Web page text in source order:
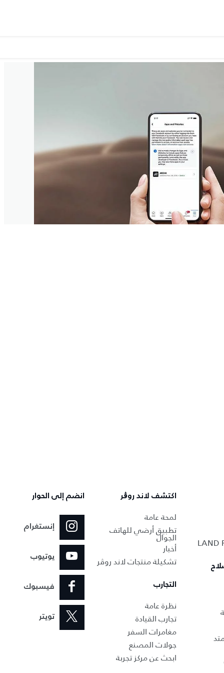
اكتشف لاند روڨر
لمحة عامة
تطبيق أرضي للهاتف
الجوال
أخبار
تشكيلة منتجات لاند روڤر
التجارب
نظرة عامة
تجارب القيادة
مغامرات السفر
جولات المصنع
ابحث عن مركز تجربة
انضم إلى الحوار
إنستغرام
يوتيوب
فيسبوك
تويتر